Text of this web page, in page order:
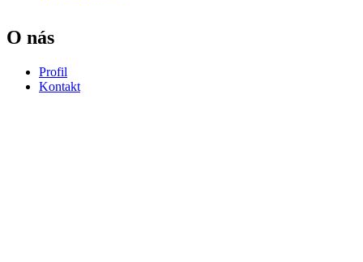
O nás
Profil
Kontakt